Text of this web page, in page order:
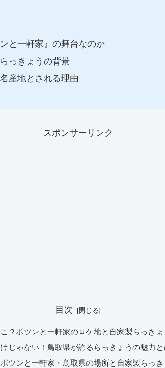
と一軒家』の舞台なのか
っきょうの背景
産地とされる理由
スポンサーリンク
目次
？ポツンと一軒家のロケ地と自家製らっき
じゃない！鳥取県が誇るらっきょうの魅力と
ポツンと一軒家・鳥取県の場所と自家製らっ